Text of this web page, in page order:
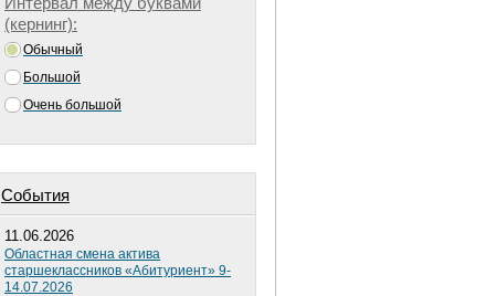
(кернинг):
Обычный
Большой
Очень большой
Cобытия
11.06.2026
Областная смена актива
старшеклассников «Абитуриент» 9-
14.07.2026